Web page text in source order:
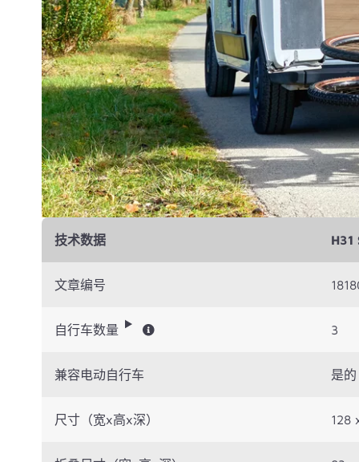
技术数据 H31
文章编号
自行车数量 3
兼容电动自行车 是的
尺寸（宽x高x深） 128